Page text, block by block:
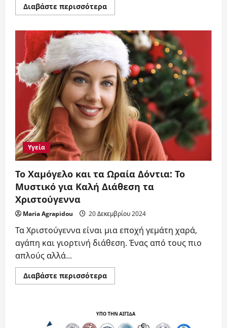
Διαβάστε περισσότεραRead
more
Αγραπίδου:
Απογευματινός
Καφές
Νότια
Προάστια
Υγεία
Το Χαμόγελο και τα Ωραία Δόντια: Το
Μυστικό για Καλή Διάθεση τα
Χριστούγεννα
Maria Agrapidou 20 Δεκεμβρίου 2024
Τα Χριστούγεννα είναι μια εποχή γεμάτη χαρά,
αγάπη και γιορτινή διάθεση. Ένας από τους πιο
απλούς αλλά...
Διαβάστε περισσότεραRead
more
και
τα
Ωραία